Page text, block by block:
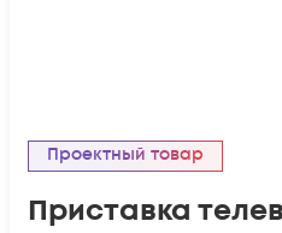
Проектный товар
Приставка